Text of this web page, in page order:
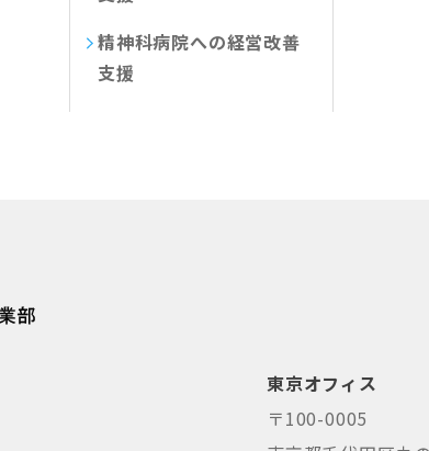
精神科病院への経営改善
支援
東京オフィス
〒100-0005